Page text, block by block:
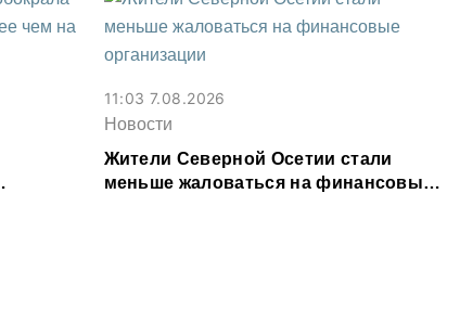
11:03 7.08.2026
Новости
Жители Северной Осетии стали
меньше жаловаться на финансовые